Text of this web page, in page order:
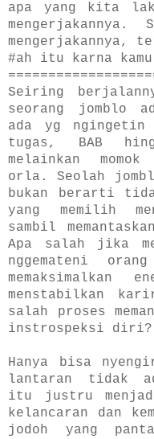
apa yang kita
mengerjakannya,
#ah itu karna
Seiring
seorang jomblo
ada yg ngingetin
tugas, BAB
melainkan
orla. Seolah
bukan berarti
yang memilih
sambil
Apa salah jika
nggemateni
memaksimalkan
menstabilkan
salah proses
instrospeksi diri?
Hanya bisa
lantaran tidak
itu justru
kelancaran dan
jodoh yang